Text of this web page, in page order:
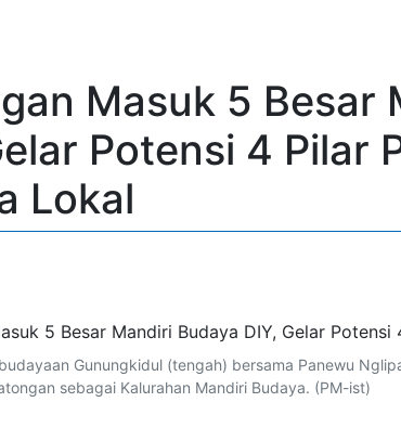
Masuk 5 Besar
Potensi 4 Pilar
Lokal
Gunungkidul (tengah) bersama Panewu
sebagai Kalurahan Mandiri Budaya. (PM-ist)